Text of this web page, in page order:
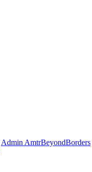
Admin AmtrBeyondBorders